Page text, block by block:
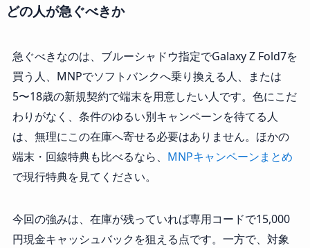
どの人が急ぐべきか
急ぐべきなのは、ブルーシャドウ指定でGalaxy Z Fold7を
買う人、MNPでソフトバンクへ乗り換える人、または
5〜18歳の新規契約で端末を用意したい人です。色にこだ
わりがなく、条件のゆるい別キャンペーンを待てる人
は、無理にこの在庫へ寄せる必要はありません。ほかの
端末・回線特典も比べるなら、 MNPキャンペーンまとめ
で現行特典を見てください。
今回の強みは、在庫が残っていれば専用コードで15,000
円現金キャッシュバックを狙える点です。一方で、対象